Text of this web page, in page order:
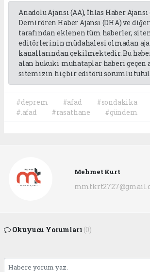
Anadolu Ajansı (AA), İhlas Haber Ajansı
Demirören Haber Ajansı (DHA) ve
tarafından eklenen tüm haberler,
editörlerinin müdahalesi olmadan
kanallarından çekilmektedir. Bu
alan hukuki muhataplar haberi geçen
sitemizin hiç bir editörü sorumlu
#deprem #afad #sondakika
#.afad
#rasathane #gündem
Mehmet Kurt
Okuyucu Yorumları (0)